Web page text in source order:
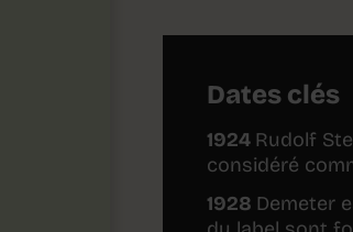
Dates clés
1924 Rudolf
considéré
1928 Demeter